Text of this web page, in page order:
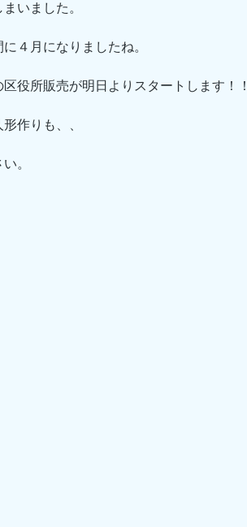
いました。
４月になりましたね。
役所販売が明日よりスタートします！！
作りも、、
。